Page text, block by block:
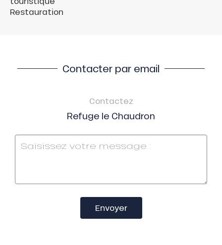
Restauration
Contacter par email
Contactez
Refuge le Chaudron
Envoyer